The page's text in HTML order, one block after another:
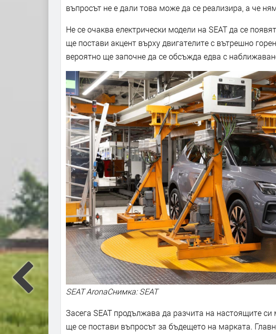
въпросът не е дали това може да се реализира, а че
Не се очаква електрически модели на SEAT да се
ще постави акцент върху двигателите с вътрешно
вероятно ще започне да се обсъжда едва с
SEAT AronaСнимка: SEAT
Засега SEAT продължава да разчита на настоящите
ще се постави въпросът за бъдещето на марката.